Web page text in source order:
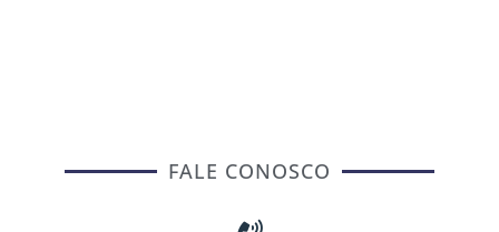
FALE CONOSCO